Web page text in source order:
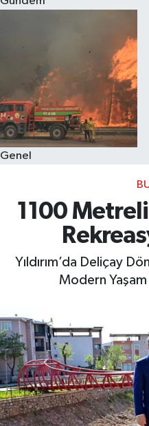
Genel
1100
Yıldırım’da Deliçay
Modern Yaşam
Dünya
Magazin
Kültür & Sanat
Teknoloji
Bilim
Bilim, Teknoloji